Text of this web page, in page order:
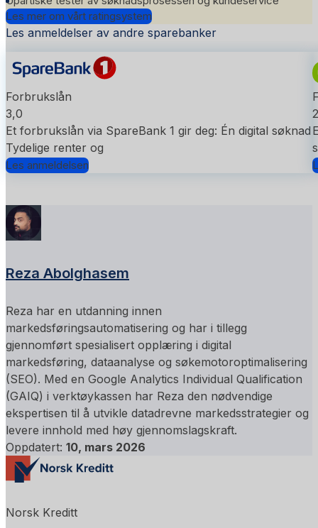
Les mer om vårt ratingsystem
Les anmeldelser av andre sparebanker
Forbrukslån
3,0
Et forbrukslån via SpareBank 1 gir deg: Én digital søknad
Tydelige renter og
Les anmeldelsen
Reza Abolghasem
Reza har en utdanning innen
markedsføringsautomatisering og har i tillegg
gjennomført spesialisert opplæring i digital
markedsføring, dataanalyse og søkemotoroptimalisering
(SEO). Med en Google Analytics Individual Qualification
(GAIQ) i verktøykassen har Reza den nødvendige
ekspertisen til å utvikle datadrevne markedsstrategier og
levere innhold med høy gjennomslagskraft.
Oppdatert: 10, mars 2026
Norsk Kreditt